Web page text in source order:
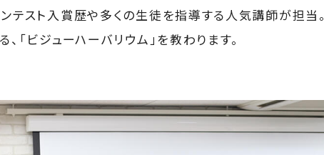
テスト入賞歴や多くの生徒を指導する人気講師が担当。
「ビジューハーバリウム」を教わります。